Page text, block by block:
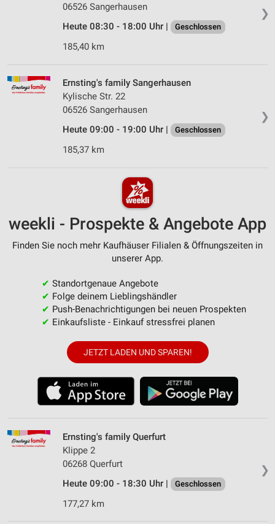
❯
06526 Sangerhausen
Heute 08:30 - 18:00 Uhr |
Geschlossen
185,40 km
❯
Ernsting's family Sangerhausen
Kylische Str. 22
06526 Sangerhausen
Heute 09:00 - 19:00 Uhr |
Geschlossen
185,37 km
weekli - Prospekte & Angebote App
Finden Sie noch mehr Kaufhäuser Filialen & Öffnungszeiten in
unserer App.
✔ Standortgenaue Angebote
✔ Folge deinem Lieblingshändler
✔ Push-Benachrichtigungen bei neuen Prospekten
✔ Einkaufsliste - Einkauf stressfrei planen
JETZT LADEN UND SPAREN!
❯
Ernsting's family Querfurt
Klippe 2
06268 Querfurt
Heute 09:00 - 18:30 Uhr |
Geschlossen
177,27 km